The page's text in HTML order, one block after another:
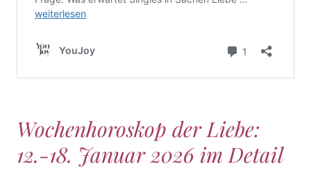
Wochenhoroskop der Liebe:
12.-18. Januar 2026 im Detail